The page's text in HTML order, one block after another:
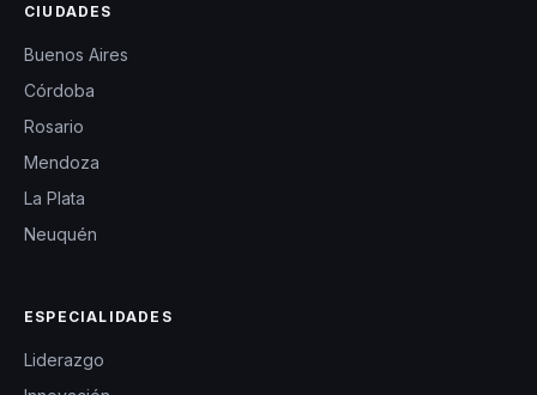
CIUDADES
Buenos Aires
Córdoba
Rosario
Mendoza
La Plata
Neuquén
ESPECIALIDADES
Liderazgo